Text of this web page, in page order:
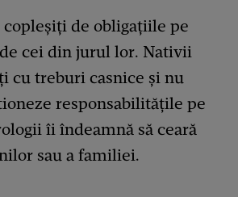
de obligațiile pe
cei din jurul lor. Nativii
cu treburi casnice și nu
responsabilitățile pe
îi îndeamnă să ceară
sau a familiei.